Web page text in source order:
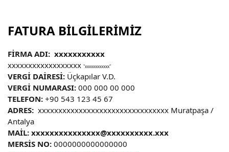
FATURA BİLGİLERİMİZ
FİRMA ADI: xxxxxxxxxxx
xxxxxxxxxxxxxxxxxx "xxxxxxxxxxxx"
VERGİ DAİRESİ: Üçkapılar V.D.
VERGİ NUMARASI: 000 000 00 000
TELEFON: +90 543 123 45 67
ADRES: xxxxxxxxxxxxxxxxxxxxxxxxxxxxxxxx Muratpaşa /
Antalya
MAİL: xxxxxxxxxxxxxxx@xxxxxxxxxx.xxx
MERSİS NO: 0000000000000000